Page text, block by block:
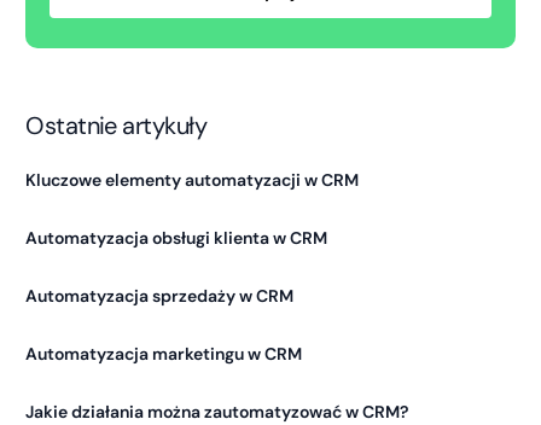
Ostatnie artykuły
Kluczowe elementy automatyzacji w CRM
Automatyzacja obsługi klienta w CRM
Automatyzacja sprzedaży w CRM
Automatyzacja marketingu w CRM
Jakie działania można zautomatyzować w CRM?